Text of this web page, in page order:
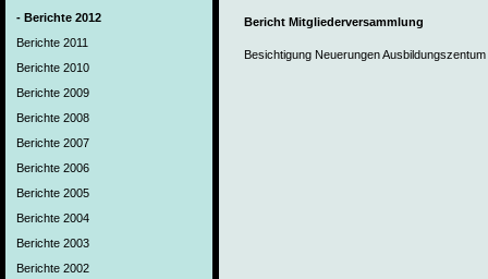
- Berichte 2012
Berichte 2011
Berichte 2010
Berichte 2009
Berichte 2008
Berichte 2007
Berichte 2006
Berichte 2005
Berichte 2004
Berichte 2003
Berichte 2002
Bericht Mitgliederversammlung
Besichtigung Neuerungen Ausbildungszentum